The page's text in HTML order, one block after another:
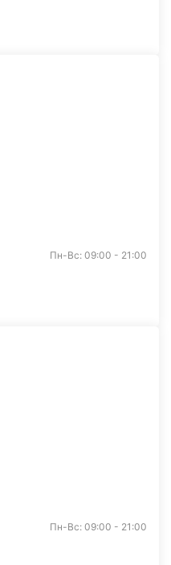
Пн-Вс: 09:00 - 21:00
Пн-Вс: 09:00 - 21:00